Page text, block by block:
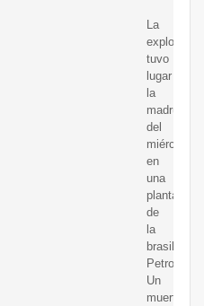
La
explosión
tuvo
lugar
la
madrugada
del
miércoles
en
una
planta
de
la
brasileña
Petrobras.
Un
muerto